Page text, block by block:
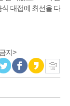
대접에 최선을 다
지>